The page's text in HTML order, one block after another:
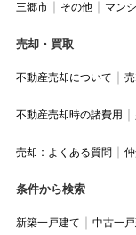
三郷市 その他 マン
売却・買取
不動産売却について
不動産売却時の諸費用
売却：よくある質問
条件から検索
新築一戸建て 中古一